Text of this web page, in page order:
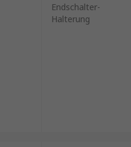
Endschalter-
Halterung